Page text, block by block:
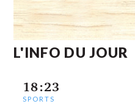
L'INFO DU JOUR
18:23
SPORTS